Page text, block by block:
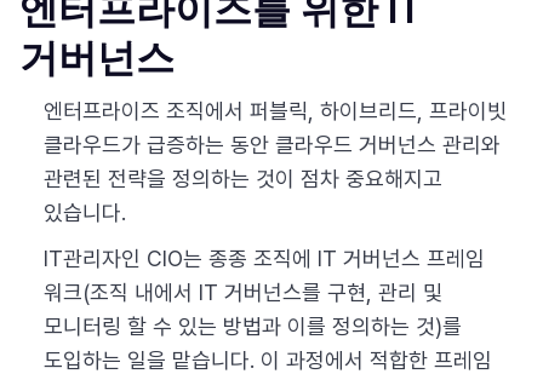
거버넌스
엔터프라이즈 조직에서 퍼블릭, 하이브리드, 프라이빗
클라우드가 급증하는 동안 클라우드 거버넌스 관리와
관련된 전략을 정의하는 것이 점차 중요해지고
있습니다.
IT관리자인 CIO는 종종 조직에 IT 거버넌스 프레임
워크(조직 내에서 IT 거버넌스를 구현, 관리 및
모니터링 할 수 있는 방법과 이를 정의하는 것)를
도입하는 일을 맡습니다. 이 과정에서 적합한 프레임